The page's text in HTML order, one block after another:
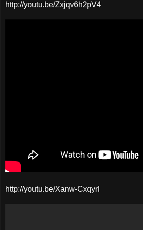
http://youtu.be/Zxjqv6h2pV4
http://youtu.be/Xanw-CxqyrI